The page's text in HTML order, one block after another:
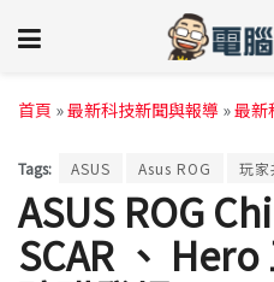
首頁 »最新科技新聞與報導 »最新
Tags: ASUS Asus ROG 玩家
ASUS ROG
SCAR 、